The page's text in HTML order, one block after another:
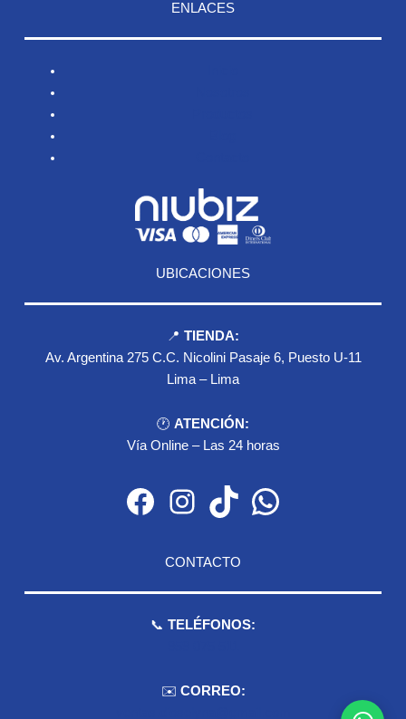
ENLACES
UBICACIONES
📍 TIENDA:
Av. Argentina 275 C.C. Nicolini Pasaje 6, Puesto U-11
Lima – Lima
🕐 ATENCIÓN:
Vía Online – Las 24 horas
Facebook Instagram TikTok WhatsApp
CONTACTO
📞 TELÉFONOS:
✉️ CORREO: